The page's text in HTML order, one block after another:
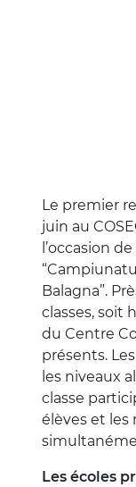
Le premier
juin au
l’occasion
Balagna”.
classes, soit
du Centre
présents.
les niveaux
classe
élèves et les
Les écoles